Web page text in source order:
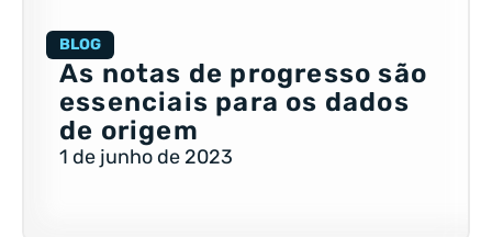
BLOG
As notas de progresso são
essenciais para os dados
de origem
1 de junho de 2023